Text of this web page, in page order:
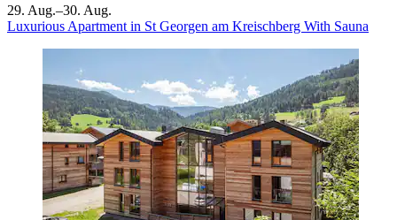
29. Aug.–30. Aug.
Luxurious Apartment in St Georgen am Kreischberg With Sauna